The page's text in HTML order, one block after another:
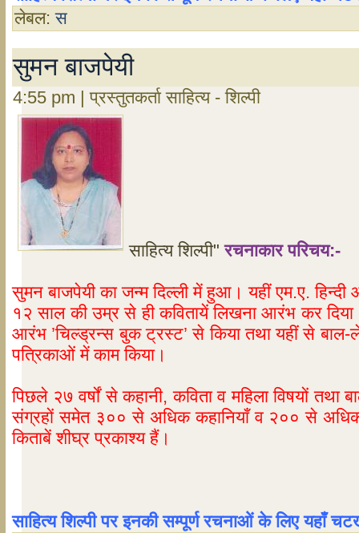
लेबल:स
सुमन बाजपेयी
4:55 pm | प्रस्तुतकर्ता साहित्य - शिल्पी
साहित्य शिल्पी"रचनाकार परिचय:-
सुमन बाजपेयी का जन्म दिल्ली में हुआ। यहीं एम.ए.
१२ साल की उम्र से ही कवितायें लिखना आरंभ कर
आरंभ ’चिल्ड्रन्स बुक ट्रस्ट’ से किया तथा यहीं से बाल-
पत्रिकाओं में काम किया।
पिछले २७ वर्षों से कहानी, कविता व महिला विषयों
संग्रहों समेत ३०० से अधिक कहानियाँ व २०० से
किताबें शीघ्र प्रकाश्य हैं।
साहित्य शिल्पी पर इनकी सम्पूर्ण रचनाओं के लिए यहाँ